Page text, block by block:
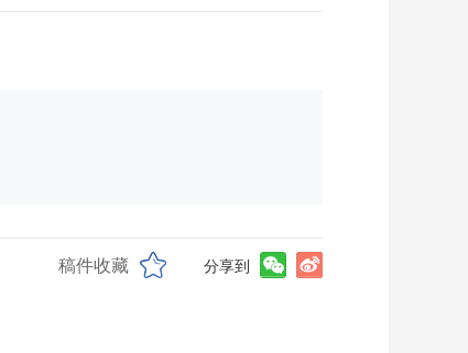
稿件收藏 分享到